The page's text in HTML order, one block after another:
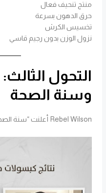
منتج تنحيف فعال
حرق الدهون بسرعة
تخسيس الكرش
نزول الوزن بدون رجيم قاسي
وسنة الصحة
Rebel Wilson أعلنت “سنة الصحة” وخسرت أكثر من 30 كيلو.